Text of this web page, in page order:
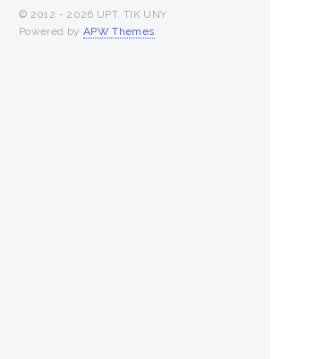
© 2012 - 2026 UPT. TIK UNY
Powered by APW Themes